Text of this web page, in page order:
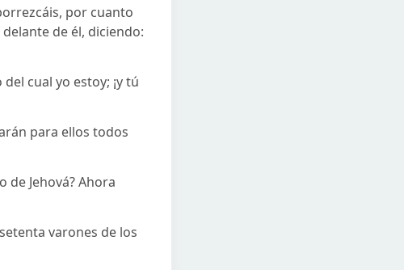
por cuanto
de él, diciendo:
cual yo estoy; ¡y tú
para ellos todos
de Jehová? Ahora
varones de los